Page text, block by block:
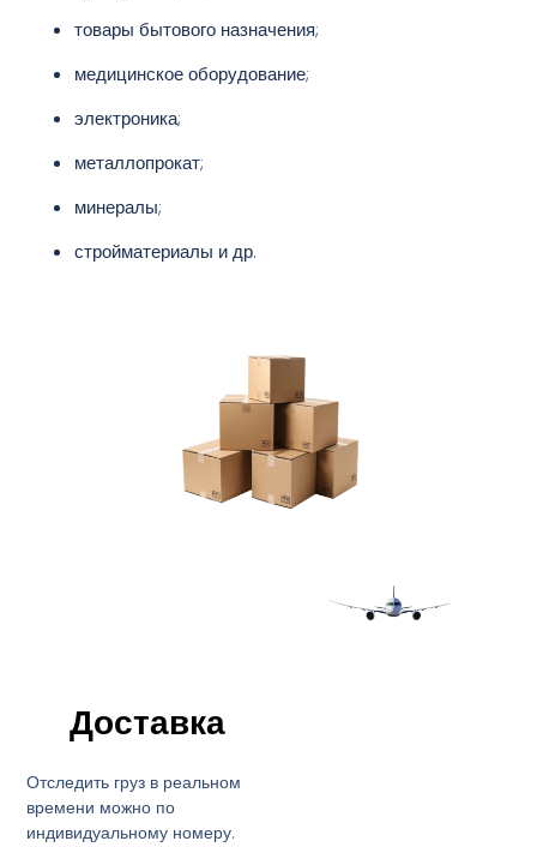
товары бытового назначения;
медицинское оборудование;
электроника;
металлопрокат;
минералы;
стройматериалы и др.
Доставка
Отследить груз в реальном
времени можно по
индивидуальному номеру.